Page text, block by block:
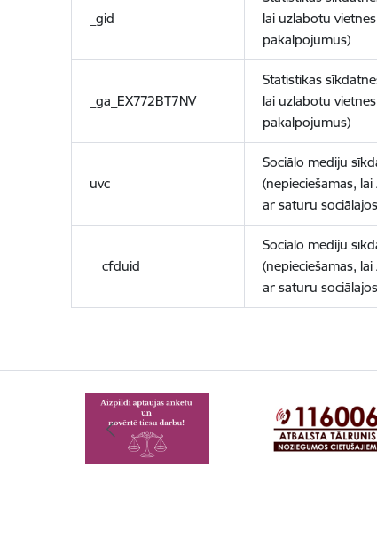
_gid
lai uzlabotu
pakalpojumus)
_ga_EX772BT7NV
Statistikas
lai uzlabotu
pakalpojumus)
uvc
Sociālo mediju
(nepieciešamas,
ar saturu
__cfduid
Sociālo mediju
(nepieciešamas,
ar saturu